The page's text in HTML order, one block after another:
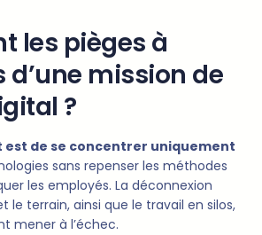
les pièges à
d’une mission de
?
est de se concentrer uniquement
sans repenser les méthodes
les employés. La déconnexion
le terrain, ainsi que le travail en silos,
mener à l’échec.